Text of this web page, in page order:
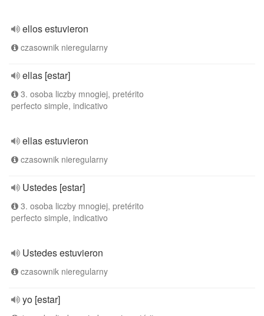
ellos estuvieron
czasownik nieregularny
ellas [estar]
3. osoba liczby mnogiej, pretérito
perfecto simple, indicativo
ellas estuvieron
czasownik nieregularny
Ustedes [estar]
3. osoba liczby mnogiej, pretérito
perfecto simple, indicativo
Ustedes estuvieron
czasownik nieregularny
yo [estar]